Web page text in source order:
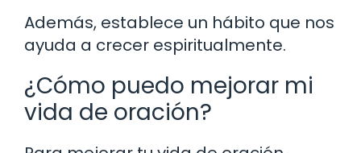
Además, establece un hábito que nos
ayuda a crecer espiritualmente.
¿Cómo puedo mejorar mi
vida de oración?